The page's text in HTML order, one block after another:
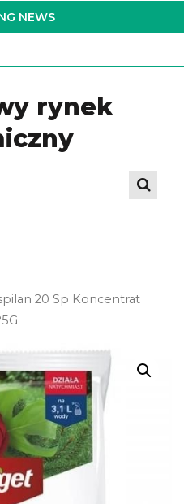
NEWS
rynek
20 Sp Koncentrat